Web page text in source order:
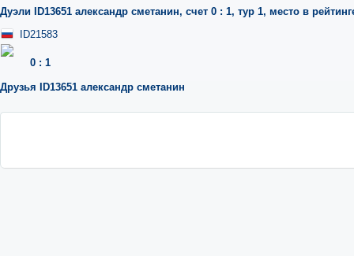
Дуэли ID13651 александр сметанин, счет 0 : 1, тур 1, место в
ID21583
0 : 1
Друзья ID13651 александр сметанин